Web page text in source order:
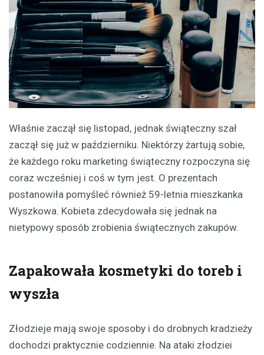
Właśnie zaczął się listopad, jednak świąteczny szał
zaczął się już w październiku. Niektórzy żartują sobie,
że każdego roku marketing świąteczny rozpoczyna się
coraz wcześniej i coś w tym jest. O prezentach
postanowiła pomyśleć również 59-letnia mieszkanka
Wyszkowa. Kobieta zdecydowała się jednak na
nietypowy sposób zrobienia świątecznych zakupów.
Zapakowała kosmetyki do toreb i
wyszła
Złodzieje mają swoje sposoby i do drobnych kradzieży
dochodzi praktycznie codziennie. Na ataki złodziei